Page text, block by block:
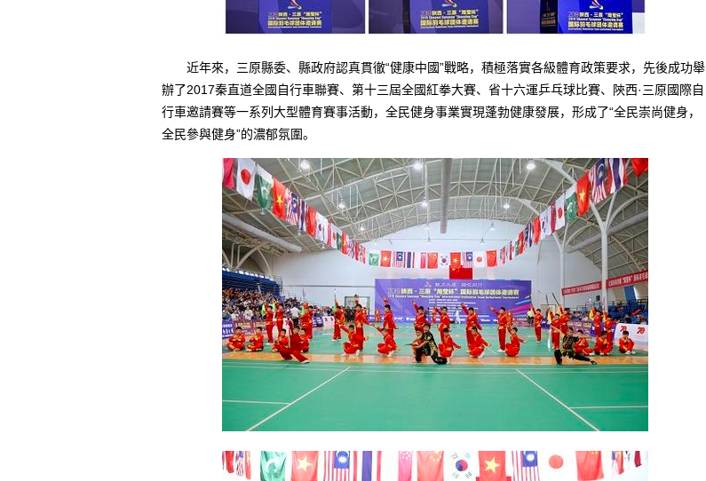
近年來，三原縣委、縣政府認真貫徹“健康中國”戰略，積極落實各級體育政策要求，先後成功舉
辦了2017秦直道全國自行車聯賽、第十三屆全國紅拳大賽、省十六運乒乓球比賽、陝西·三原國際自
行車邀請賽等一系列大型體育賽事活動，全民健身事業實現蓬勃健康發展，形成了“全民崇尚健身，
全民參與健身”的濃郁氛圍。